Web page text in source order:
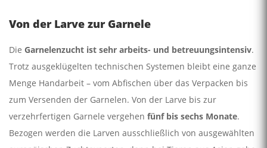
Von der Larve zur Garnele
Die Garnelenzucht ist sehr arbeits- und betreuungsintensiv.
Trotz ausgeklügelten technischen Systemen bleibt eine ganze
Menge Handarbeit – vom Abfischen über das Verpacken bis
zum Versenden der Garnelen. Von der Larve bis zur
verzehrfertigen Garnele vergehen fünf bis sechs Monate.
Bezogen werden die Larven ausschließlich von ausgewählten